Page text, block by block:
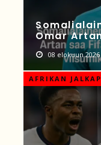
Omar
08 elokuun 2026
AFRIKAN